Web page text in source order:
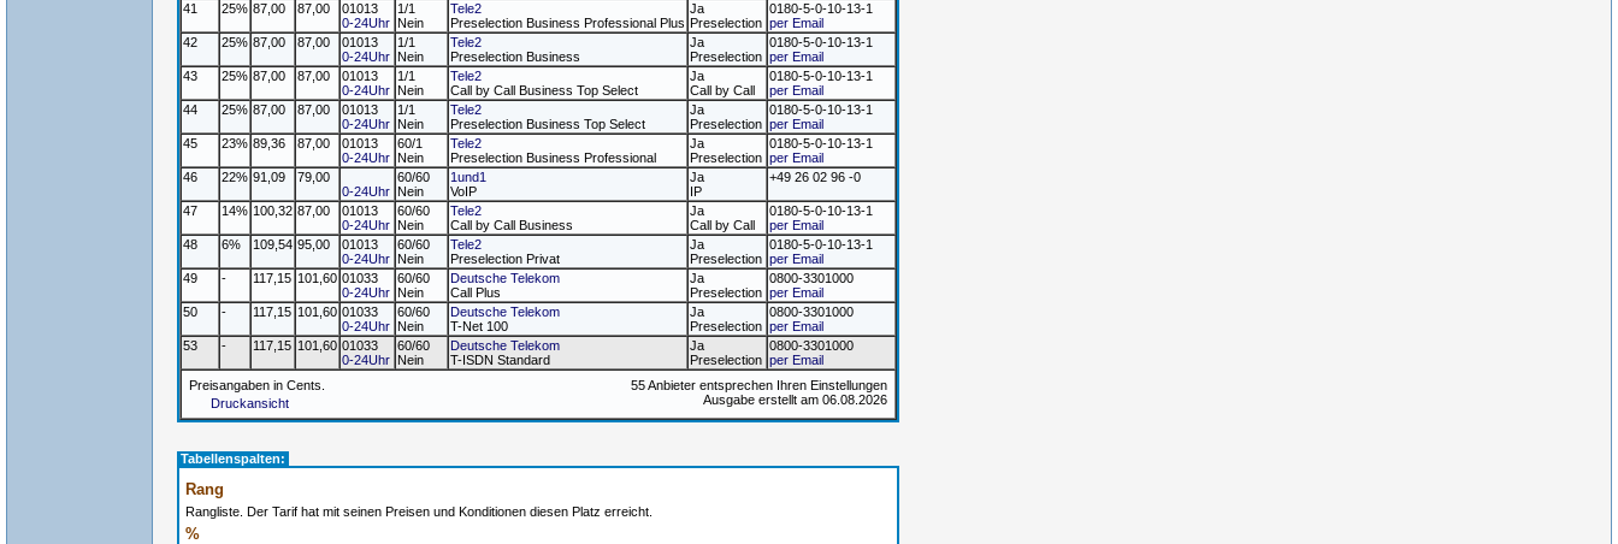
41
25% 87,00 87,00
01013
0-24Uhr
1/1
Nein
Tele2
Preselection Business Professional Plus
Ja
Preselection
0180-5-0-10-13-1
per Email
42
25% 87,00 87,00
01013
0-24Uhr
1/1
Nein
Tele2
Preselection Business
Ja
Preselection
0180-5-0-10-13-1
per Email
43
25% 87,00 87,00
01013
0-24Uhr
1/1
Nein
Tele2
Call by Call Business Top Select
Ja
Call by Call
0180-5-0-10-13-1
per Email
44
25% 87,00 87,00
01013
0-24Uhr
1/1
Nein
Tele2
Preselection Business Top Select
Ja
Preselection
0180-5-0-10-13-1
per Email
45
23% 89,36 87,00
01013
0-24Uhr
60/1
Nein
Tele2
Preselection Business Professional
Ja
Preselection
0180-5-0-10-13-1
per Email
46
22% 91,09
79,00
0-24Uhr
60/60
Nein
1und1
VoIP
Ja
IP
+49 26 02 96 -0
47 14% 100,32 87,00
01013
0-24Uhr
60/60
Nein
Tele2
Call by Call Business
Ja
Call by Call
0180-5-0-10-13-1
per Email
48
6% 109,54 95,00
01013
0-24Uhr
60/60
Nein
Tele2
Preselection Privat
Ja
Preselection
0180-5-0-10-13-1
per Email
49
- 117,15 101,60 01033
0-24Uhr
60/60
Nein
Deutsche Telekom
Call Plus
Ja
Preselection
0800-3301000
per Email
50
- 117,15 101,60 01033
0-24Uhr
60/60
Nein
Deutsche Telekom
T-Net 100
Ja
Preselection
0800-3301000
per Email
53
- 117,15 101,60 01033
0-24Uhr
60/60
Nein
Deutsche Telekom
T-ISDN Standard
Ja
Preselection
0800-3301000
per Email
Preisangaben in Cents.
Druckansicht
55 Anbieter entsprechen Ihren Einstellungen
Ausgabe erstellt am 06.08.2026
Tabellenspalten:
Rang
Rangliste. Der Tarif hat mit seinen Preisen und Konditionen diesen Platz erreicht.
%